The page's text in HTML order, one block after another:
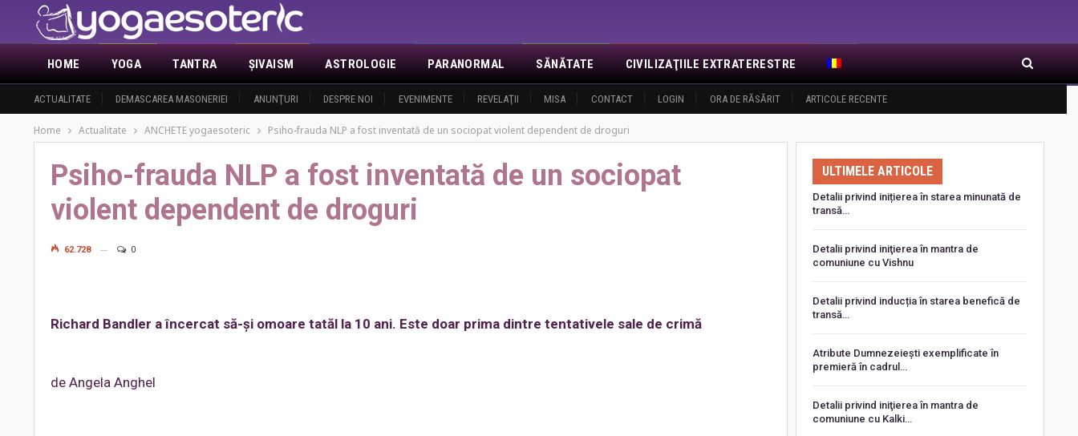
HOME
ACTUALITATE DEMASCAREA MASONERIEI ANUNŢURI DESPRE NOI EVENIMENTE REVELAŢII MISA CONTACT LOGIN ORA DE RĂSĂRIT ARTICOLE RECENTE
YOGA TANTRA ŞIVAISM ASTROLOGIE PARANORMAL SĂNĂTATE CIVILIZAŢIILE EXTRATERESTRE
Home Actualitate ANCHETE yogaesoteric Psiho-frauda NLP a fost inventată de un sociopat violent dependent de droguri
Psiho-frauda NLP a fost inventată de un sociopat
violent dependent de droguri
62.728 0
Richard Bandler a încercat să-şi omoare tatăl la 10 ani. Este doar prima dintre tentativele sale de crimă
de Angela Anghel
ULTIMELE ARTICOLE
Detalii privind inițierea în starea minunată de
transă…
Detalii privind iniţierea în mantra de
comuniune cu Vishnu
Detalii privind inducția în starea benefică de
transă…
Atribute Dumnezeiești exemplificate în
premieră în cadrul…
Detalii privind iniţierea în mantra de
comuniune cu Kalki…